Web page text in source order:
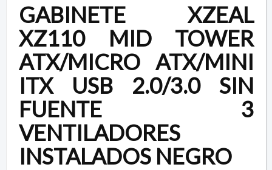
GABINETE XZEAL
XZ110 MID TOWER
ATX/MICRO ATX/MINI
ITX USB 2.0/3.0 SIN
FUENTE 3
VENTILADORES
INSTALADOS NEGRO